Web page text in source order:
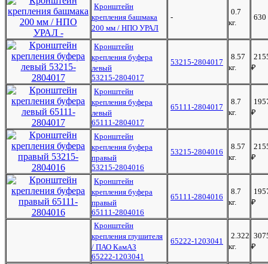
Кронштейн
крепления башмака
200 мм / НПО УРАЛ
-
0.7
кг.
630
Кронштейн
крепления буфера
левый
53215-2804017
53215-2804017
8.57
кг.
₽
Кронштейн
крепления буфера
левый
65111-2804017
65111-2804017
8.7
кг.
₽
Кронштейн
крепления буфера
правый
53215-2804016
53215-2804016
8.57
кг.
₽
Кронштейн
крепления буфера
правый
65111-2804016
65111-2804016
8.7
кг.
₽
Кронштейн
крепления глушителя
/ ПАО КамАЗ
65222-1203041
65222-1203041
2.322
кг.
₽